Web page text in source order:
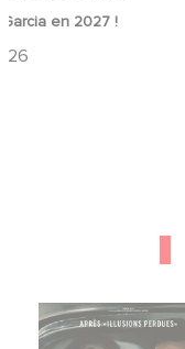
en 2027 !